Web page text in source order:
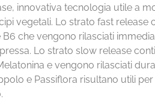
innovativa tecnologia utile a
vegetali. Lo strato fast release
B6 che vengono rilasciati
Lo strato slow release
e vengono rilasciati
e Passiflora risultano utili